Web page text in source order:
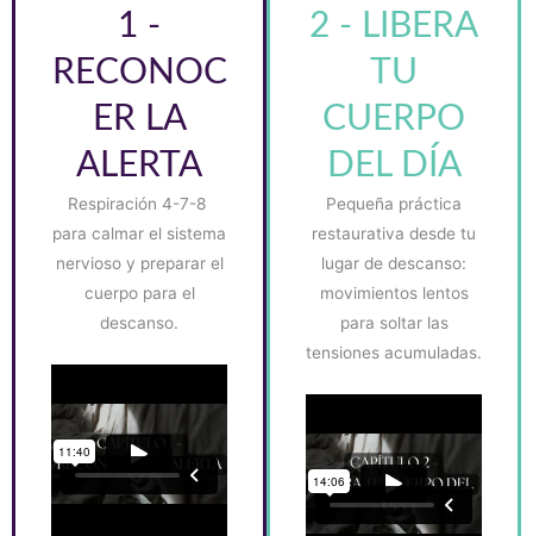
1 -
RECONOC
ER LA
ALERTA
Respiración 4-7-8
para calmar el sistema
nervioso y preparar el
cuerpo para el
descanso.
2 - LIBERA
TU
CUERPO
DEL DÍA
Pequeña práctica
restaurativa desde tu
lugar de descanso:
movimientos lentos
para soltar las
tensiones acumuladas.